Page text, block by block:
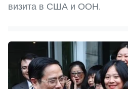
визита в США и ООН.